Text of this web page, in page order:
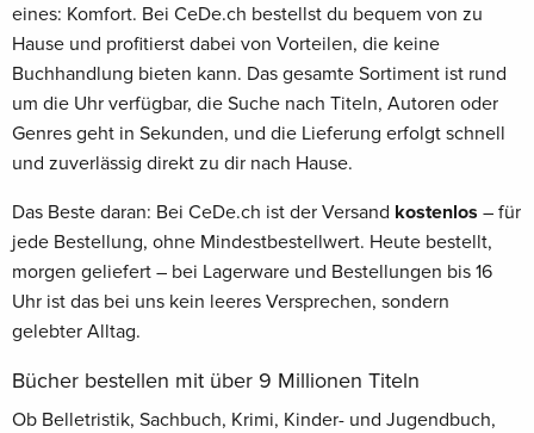
eines: Komfort. Bei CeDe.ch bestellst du bequem von zu
Hause und profitierst dabei von Vorteilen, die keine
Buchhandlung bieten kann. Das gesamte Sortiment ist rund
um die Uhr verfügbar, die Suche nach Titeln, Autoren oder
Genres geht in Sekunden, und die Lieferung erfolgt schnell
und zuverlässig direkt zu dir nach Hause.
Das Beste daran: Bei CeDe.ch ist der Versand kostenlos – für
jede Bestellung, ohne Mindestbestellwert. Heute bestellt,
morgen geliefert – bei Lagerware und Bestellungen bis 16
Uhr ist das bei uns kein leeres Versprechen, sondern
gelebter Alltag.
Bücher bestellen mit über 9 Millionen Titeln
Ob Belletristik, Sachbuch, Krimi, Kinder- und Jugendbuch,